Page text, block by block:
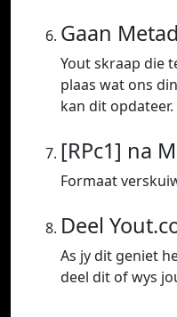
Gaan
Yout skraap die
plaas wat ons
kan dit opdateer.
[RPc1] na
Formaat
Deel
As jy dit geniet
deel dit of wys